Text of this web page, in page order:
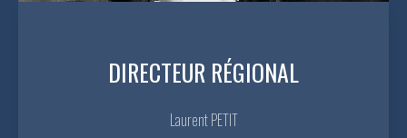
DIRECTEUR RÉGIONAL
Laurent PETIT